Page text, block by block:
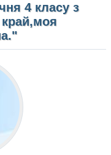
4 класу з